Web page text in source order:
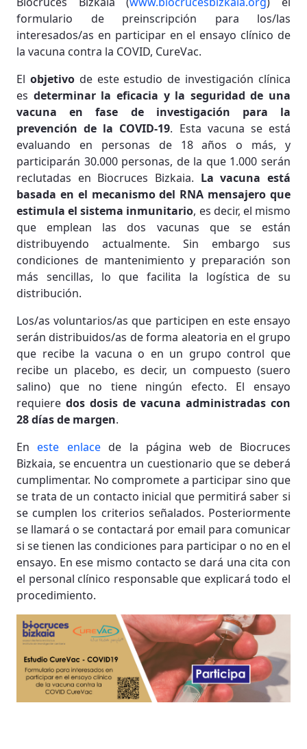
formulario de preinscripción para los/las
interesados/as en participar en el ensayo clínico de
la vacuna contra la COVID, CureVac.
El objetivo de este estudio de investigación clínica
es determinar la eficacia y la seguridad de una
vacuna en fase de investigación para la
prevención de la COVID-19. Esta vacuna se está
evaluando en personas de 18 años o más, y
participarán 30.000 personas, de la que 1.000 serán
reclutadas en Biocruces Bizkaia. La vacuna está
basada en el mecanismo del RNA mensajero que
estimula el sistema inmunitario, es decir, el mismo
que emplean las dos vacunas que se están
distribuyendo actualmente. Sin embargo sus
condiciones de mantenimiento y preparación son
más sencillas, lo que facilita la logística de su
distribución.
Los/as voluntarios/as que participen en este ensayo
serán distribuidos/as de forma aleatoria en el grupo
que recibe la vacuna o en un grupo control que
recibe un placebo, es decir, un compuesto (suero
salino) que no tiene ningún efecto. El ensayo
requiere dos dosis de vacuna administradas con
28 días de margen.
Eneste enlacede la página web de Biocruces
Bizkaia, se encuentra un cuestionario que se deberá
cumplimentar. No compromete a participar sino que
se trata de un contacto inicial que permitirá saber si
se cumplen los criterios señalados. Posteriormente
se llamará o se contactará por email para comunicar
si se tienen las condiciones para participar o no en el
ensayo. En ese mismo contacto se dará una cita con
el personal clínico responsable que explicará todo el
procedimiento.